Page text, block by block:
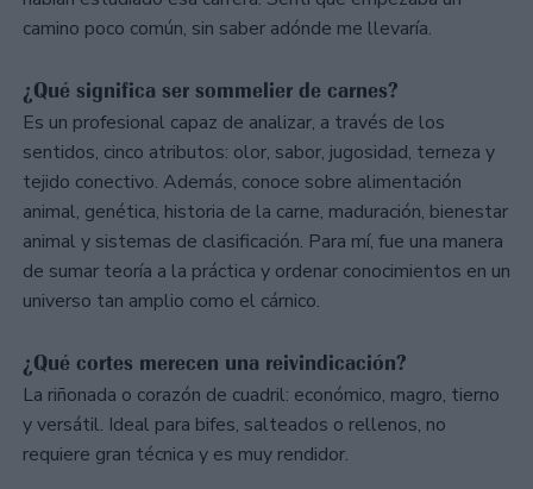
camino poco común, sin saber adónde me llevaría.
¿Qué significa ser sommelier de carnes?
Es un profesional capaz de analizar, a través de los
sentidos, cinco atributos: olor, sabor, jugosidad, terneza y
tejido conectivo. Además, conoce sobre alimentación
animal, genética, historia de la carne, maduración, bienestar
animal y sistemas de clasificación. Para mí, fue una manera
de sumar teoría a la práctica y ordenar conocimientos en un
universo tan amplio como el cárnico.
¿Qué cortes merecen una reivindicación?
La riñonada o corazón de cuadril: económico, magro, tierno
y versátil. Ideal para bifes, salteados o rellenos, no
requiere gran técnica y es muy rendidor.